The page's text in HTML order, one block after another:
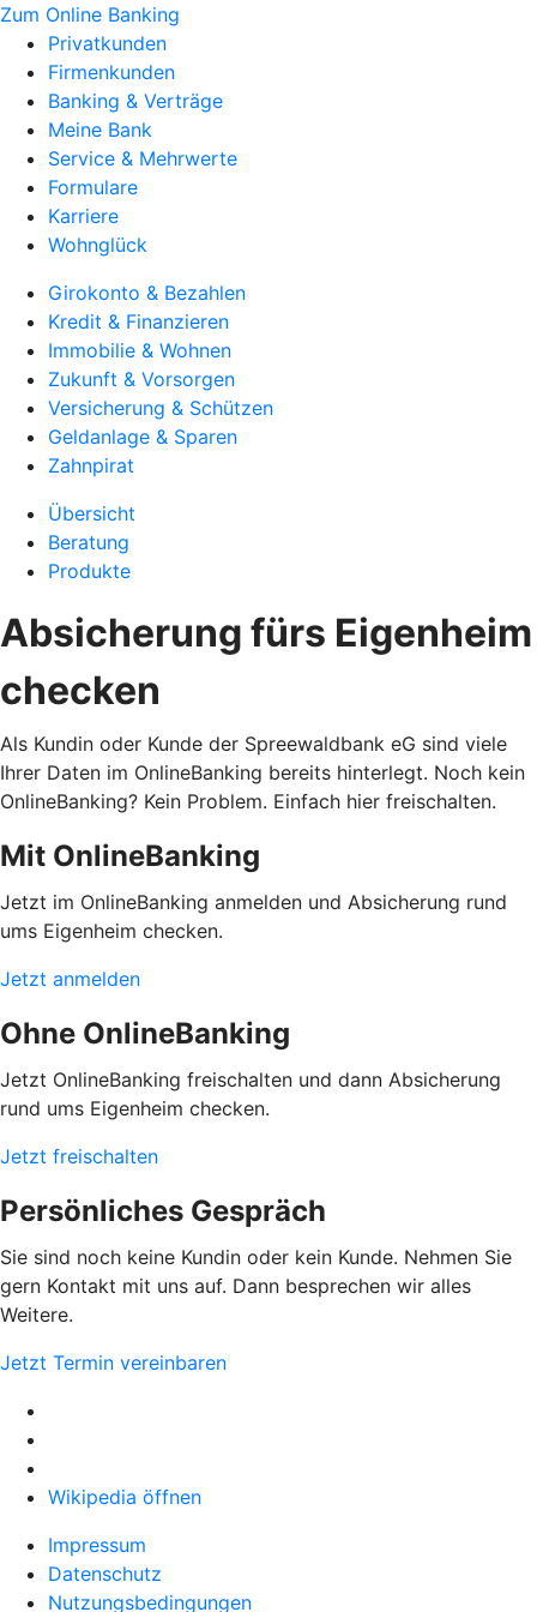
Zum Online Banking
Privatkunden
Firmenkunden
Banking & Verträge
Meine Bank
Service & Mehrwerte
Formulare
Karriere
Wohnglück
Girokonto & Bezahlen
Kredit & Finanzieren
Immobilie & Wohnen
Zukunft & Vorsorgen
Versicherung & Schützen
Geldanlage & Sparen
Zahnpirat
Übersicht
Beratung
Produkte
Absicherung fürs Eigenheim
checken
Als Kundin oder Kunde der Spreewaldbank eG sind viele
Ihrer Daten im OnlineBanking bereits hinterlegt. Noch kein
OnlineBanking? Kein Problem. Einfach hier freischalten.
Mit OnlineBanking
Jetzt im OnlineBanking anmelden und Absicherung rund
ums Eigenheim checken.
Jetzt anmelden
Ohne OnlineBanking
Jetzt OnlineBanking freischalten und dann Absicherung
rund ums Eigenheim checken.
Jetzt freischalten
Persönliches Gespräch
Sie sind noch keine Kundin oder kein Kunde. Nehmen Sie
gern Kontakt mit uns auf. Dann besprechen wir alles
Weitere.
Jetzt Termin vereinbaren
Wikipedia öffnen
Impressum
Datenschutz
Nutzungsbedingungen